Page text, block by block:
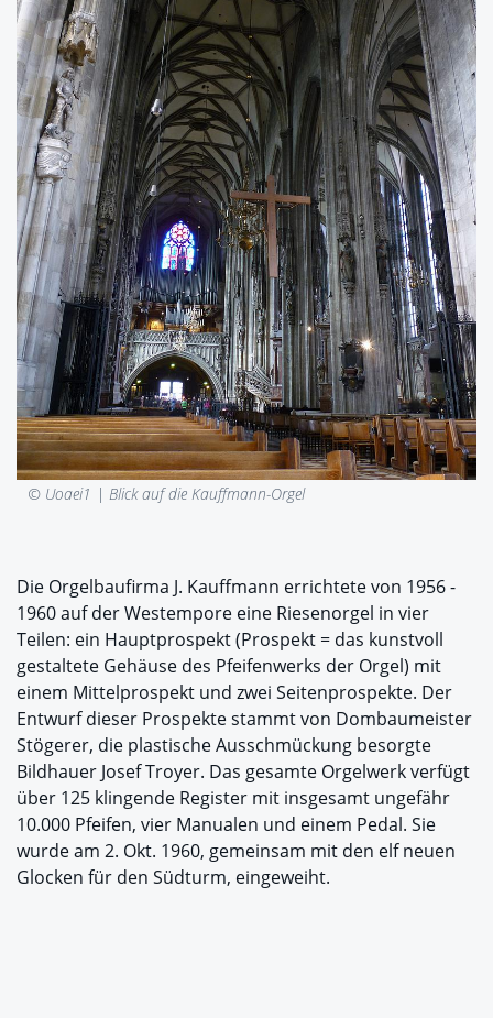
© Uoaei1 | Blick auf die Kauffmann-Orgel
Die Orgelbaufirma J. Kauffmann errichtete von 1956 -
1960 auf der Westempore eine Riesenorgel in vier
Teilen: ein Hauptprospekt (Prospekt = das kunstvoll
gestaltete Gehäuse des Pfeifenwerks der Orgel) mit
einem Mittelprospekt und zwei Seitenprospekte. Der
Entwurf dieser Prospekte stammt von Dombaumeister
Stögerer, die plastische Ausschmückung besorgte
Bildhauer Josef Troyer. Das gesamte Orgelwerk verfügt
über 125 klingende Register mit insgesamt ungefähr
10.000 Pfeifen, vier Manualen und einem Pedal. Sie
wurde am 2. Okt. 1960, gemeinsam mit den elf neuen
Glocken für den Südturm, eingeweiht.